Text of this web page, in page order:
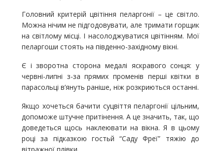
Головний критерій цвітіння пеларгонії – це світло.
Можна нічим не підгодовувати, але тримати горщик
на світлому місці. І насолоджуватися цвітінням. Мої
пеларгоши стоять на південно-західному вікні.
Є і зворотна сторона медалі яскравого сонця: у
червні-липні з-за прямих променів перші квітки в
парасольці в’януть раніше, ніж розкриються останні.
Якщо хочеться бачити суцвіття пеларгонії цільним,
допоможе штучне притінення. А це значить, так, що
доведеться щось наклеювати на вікна. Я в цьому
році за підказкою гостьй “Саду Фреї” тяжію до
вітражної плівки.